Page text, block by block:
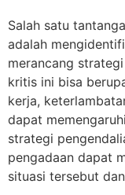
Salah satu
adalah
merancang
kritis ini bisa
kerja,
dapat
strategi
pengadaan dapat
situasi tersebut